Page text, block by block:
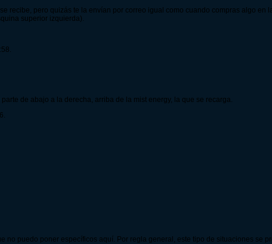
recibe, pero quizás te la envían por correo igual como cuando compras algo en
superior izquierda).
de abajo a la derecha, arriba de la mist energy, la que se recarga.
no puedo poner específicos aquí. Por regla general, este tipo de situaciones se